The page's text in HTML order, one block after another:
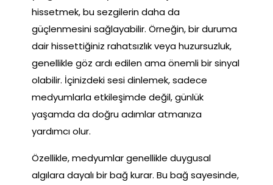
hissetmek, bu sezgilerin daha da
güçlenmesini sağlayabilir. Örneğin, bir duruma
dair hissettiğiniz rahatsızlık veya huzursuzluk,
genellikle göz ardı edilen ama önemli bir sinyal
olabilir. İçinizdeki sesi dinlemek, sadece
medyumlarla etkileşimde değil, günlük
yaşamda da doğru adımlar atmanıza
yardımcı olur.
Özellikle, medyumlar genellikle duygusal
algılara dayalı bir bağ kurar. Bu bağ sayesinde,